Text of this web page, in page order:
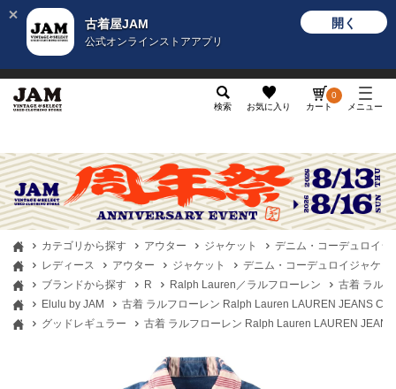
古着屋JAM
公式オンラインストアアプリ
開く
検索 お気に入り カート
0
メニュー
カテゴリから探す アウター ジャケット
デニム・コーデュロイジ
レディース
アウター ジャケット
デニム・コーデュロイジャケッ
ブランドから探す
R Ralph Lauren／ラルフローレン
古着 ラル
Elulu by JAM
古着 ラルフローレン Ralph Lauren LAUREN JEANS
グッドレギュラー
古着 ラルフローレン Ralph Lauren LAUREN